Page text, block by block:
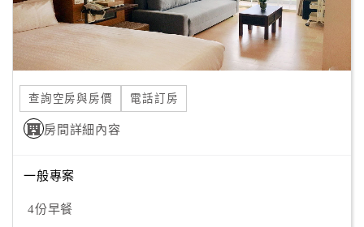
查詢空房與房價 電話訂房
房間詳細內容
一般專案
4份早餐